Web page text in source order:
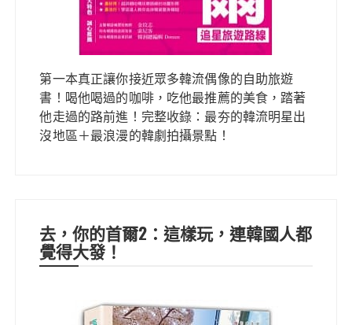
第一本真正讓你接近眾多韓流偶像的自助旅遊
書！喝他喝過的咖啡，吃他最推薦的美食，踏著
他走過的路前進！完整收錄：最夯的韓流明星出
沒地區＋最浪漫的韓劇拍攝景點！
去，你的首爾2：這樣玩，連韓國人都
覺得大發！